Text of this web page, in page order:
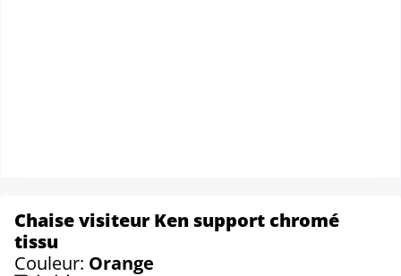
Chaise visiteur Ken support chromé
tissu
Couleur: Orange